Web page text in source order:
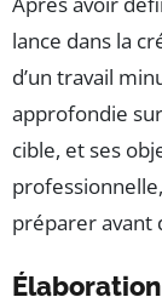
lance dans la
d’un travail
approfondie
cible, et ses
préparer avant